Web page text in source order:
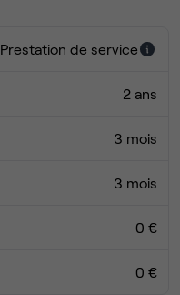
Prestation de service
2 ans
3 mois
3 mois
0 €
0 €